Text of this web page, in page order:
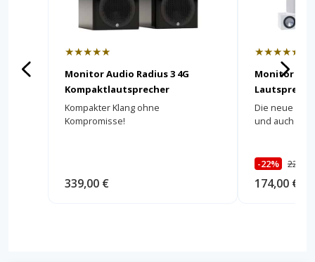
★★★★★
Monitor Audio Radius 3 4G
Kompaktlautsprecher
Kompakter Klang ohne
Kompromisse!
339,00 €
★★★★★
Monitor
Die neue
und auch als
-22%
174,00 €